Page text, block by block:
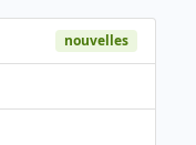
nouvelles